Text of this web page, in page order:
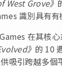
West Grove》
識別具有
在其核
》 的 10
吸引跨越多個